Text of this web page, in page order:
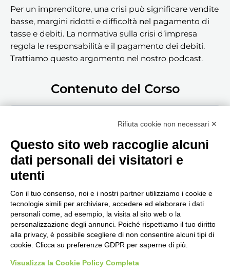
Per un imprenditore, una crisi può significare vendite
basse, margini ridotti e difficoltà nel pagamento di
tasse e debiti. La normativa sulla crisi d’impresa
regola le responsabilità e il pagamento dei debiti.
Trattiamo questo argomento nel nostro podcast.
Contenuto del Corso
Seguici, siamo in continuo
aggiornamento...
Rifiuta cookie non necessari ✕
Questo sito web raccoglie alcuni
dati personali dei visitatori e
utenti
Con il tuo consenso, noi e i nostri partner utilizziamo i cookie e
tecnologie simili per archiviare, accedere ed elaborare i dati
personali come, ad esempio, la visita al sito web o la
personalizzazione degli annunci. Poiché rispettiamo il tuo diritto
alla privacy, è possibile scegliere di non consentire alcuni tipi di
cookie. Clicca su preferenze GDPR per saperne di più.
Visualizza la Cookie Policy Completa